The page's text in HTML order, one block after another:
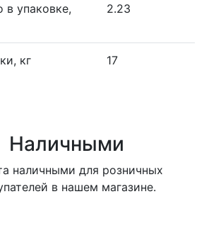
в упаковке,
2.23
кг 17
Наличными
наличными для розничных
в нашем магазине.